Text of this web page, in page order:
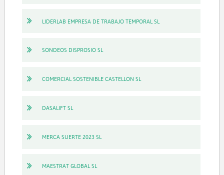
LIDERLAB EMPRESA DE TRABAJO TEMPORAL SL
SONDEOS DISPROSIO SL
COMERCIAL SOSTENIBLE CASTELLON SL
DASALIFT SL
MERCA SUERTE 2023 SL
MAESTRAT GLOBAL SL